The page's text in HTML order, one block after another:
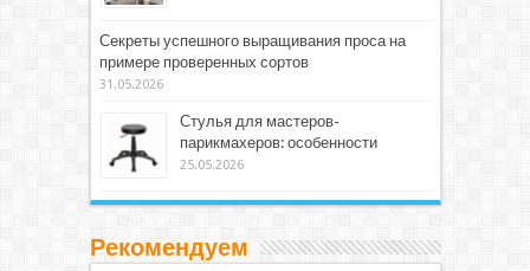
Секреты успешного выращивания проса на
примере проверенных сортов
31.05.2026
Стулья для мастеров-
парикмахеров: особенности
25.05.2026
Рекомендуем